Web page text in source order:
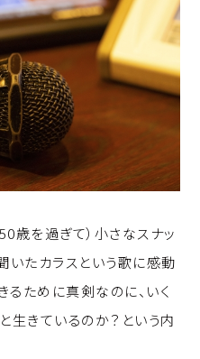
歳を過ぎて）小さなスナッ
いたカラスという歌に感動
るために真剣なのに、いく
生きているのか？という内